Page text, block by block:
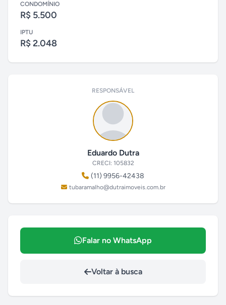
CONDOMÍNIO
R$ 5.500
IPTU
R$ 2.048
RESPONSÁVEL
Eduardo Dutra
CRECI: 105832
(11) 9956-42438
tubaramalho@dutraimoveis.com.br
Falar no WhatsApp
Voltar à busca